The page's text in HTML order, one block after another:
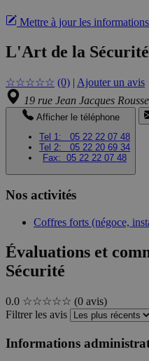
Mettre à jour les
L'Art de la Sécurité
☆☆☆☆☆ (0) | Ajouter un avis
19 rue Jean Jacques
Afficher le téléphone
Tel 1:
05 22 22 07 48
Tel 2:
05 22 20 69 34
Fax: 05 22 22 07 48
Nos activités
Coffres forts (négoce,
Évaluations et
Sécurité
0.0 ☆☆☆☆☆ (0 avis)
Filtrer les avis
Informations